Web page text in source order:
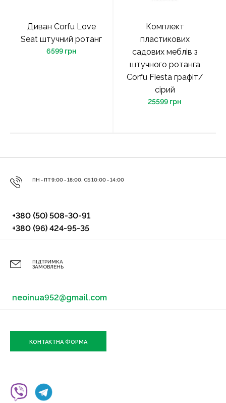
Диван Corfu Love
Seat штучний ротанг
6599 грн
Комплект
пластикових
садових меблів з
штучного ротанга
Corfu Fiesta графіт/
сірий
25599 грн
ПН - ПТ 9:00 - 18:00, СБ 10:00 - 14:00
+380 (50) 508-30-91
+380 (96) 424-95-35
ПІДТРИМКА
ЗАМОВЛЕНЬ
neoinua952@gmail.com
КОНТАКТНА ФОРМА